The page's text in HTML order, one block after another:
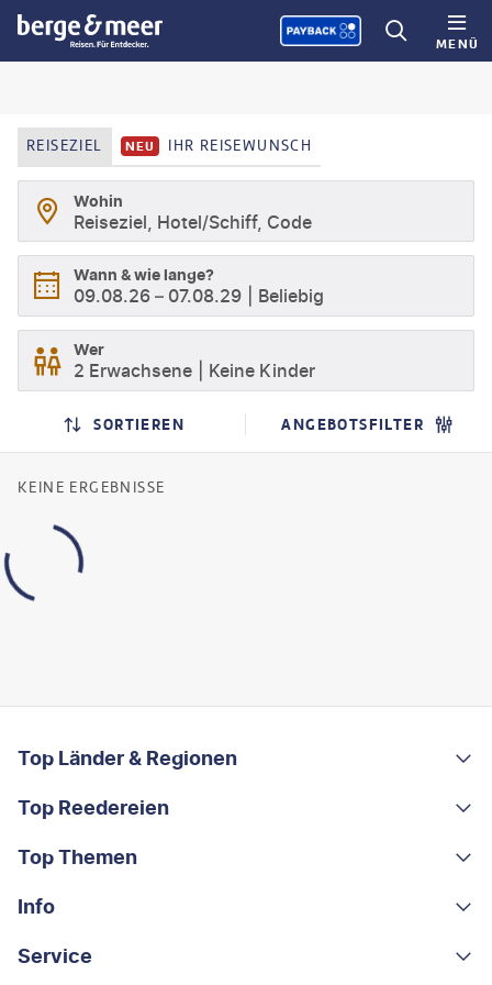
MENÜ
REISEZIEL NEU IHR REISEWUNSCH
Wohin
Reiseziel, Hotel/Schiff, Code
Wann & wie lange?
09.08.26 – 07.08.29 Beliebig
Wer
2 Erwachsene Keine Kinder
SUCHLISTENSEITE
SUCHERGEBNISSE
SORTIEREN ANGEBOTSFILTER
KEINE ERGEBNISSE
Footer navigation
Top Länder & Regionen
Portugal
Albanien
Griechenland
Top Reedereien
AIDA
MSC Cruises
Costa Kreuzfahrten
Top Themen
Rundreisen
Kleingruppen-Rundreisen
Info
Über uns
Service